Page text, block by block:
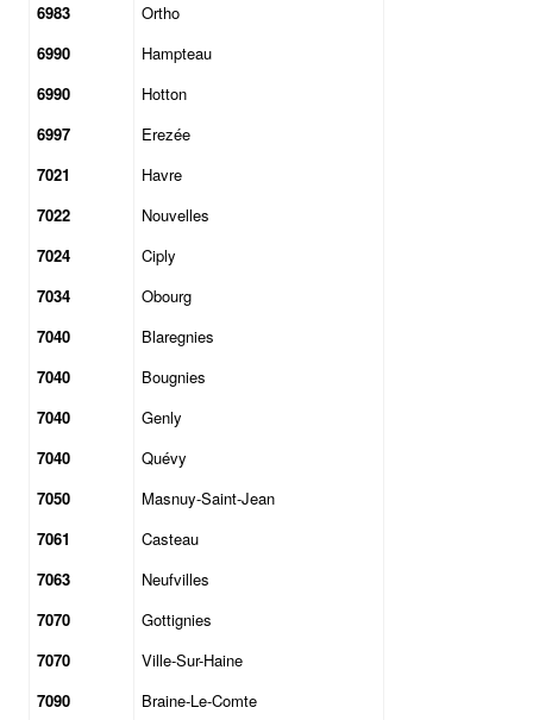
6983
Ortho
6990
Hampteau
6990
Hotton
6997
Erezée
7021
Havre
7022
Nouvelles
7024
Ciply
7034
Obourg
7040
Blaregnies
7040
Bougnies
7040
Genly
7040
Quévy
7050
Masnuy-Saint-Jean
7061
Casteau
7063
Neufvilles
7070
Gottignies
7070
Ville-Sur-Haine
7090
Braine-Le-Comte